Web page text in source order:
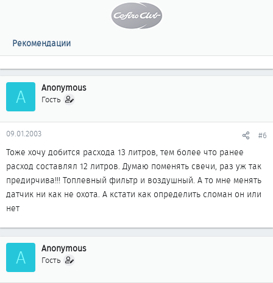
Рекомендации
A Anonymous
Гость
09.01.2003 #6
Тоже хочу добится расхода 13 литров, тем более что ранее
расход составлял 12 литров. Думаю поменять свечи, раз уж так
предирчива!!! Топлевный фильтр и воздушный. А то мне менять
датчик ни как не охота. А кстати как определить сломан он или
нет
A Anonymous
Гость